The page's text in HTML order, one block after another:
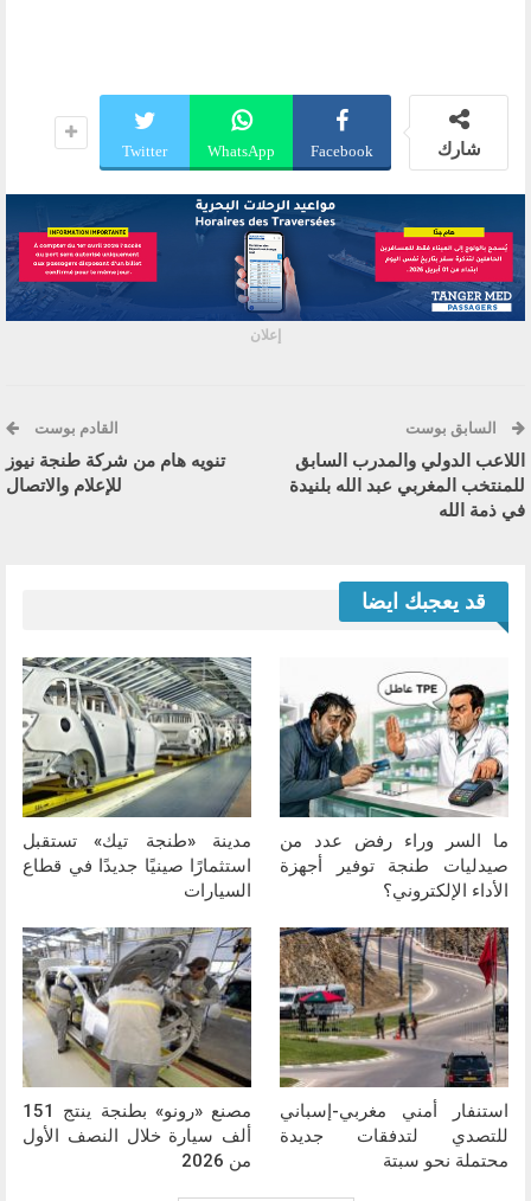
شارك Facebook
WhatsApp
Twitter
إعلان
السابق بوست
اللاعب الدولي والمدرب السابق
للمنتخب المغربي عبد الله بلنيدة
في ذمة الله
القادم بوست
تنويه هام من شركة طنجة نيوز
للإعلام والاتصال
قد يعجبك ايضا
ما السر وراء رفض عدد من
صيدليات طنجة توفير أجهزة
الأداء الإلكتروني؟
مدينة «طنجة تيك» تستقبل
استثمارًا صينيًا جديدًا في قطاع
السيارات
استنفار أمني مغربي-إسباني
للتصدي لتدفقات جديدة
محتملة نحو سبتة
مصنع «رونو» بطنجة ينتج 151
ألف سيارة خلال النصف الأول
من 2026